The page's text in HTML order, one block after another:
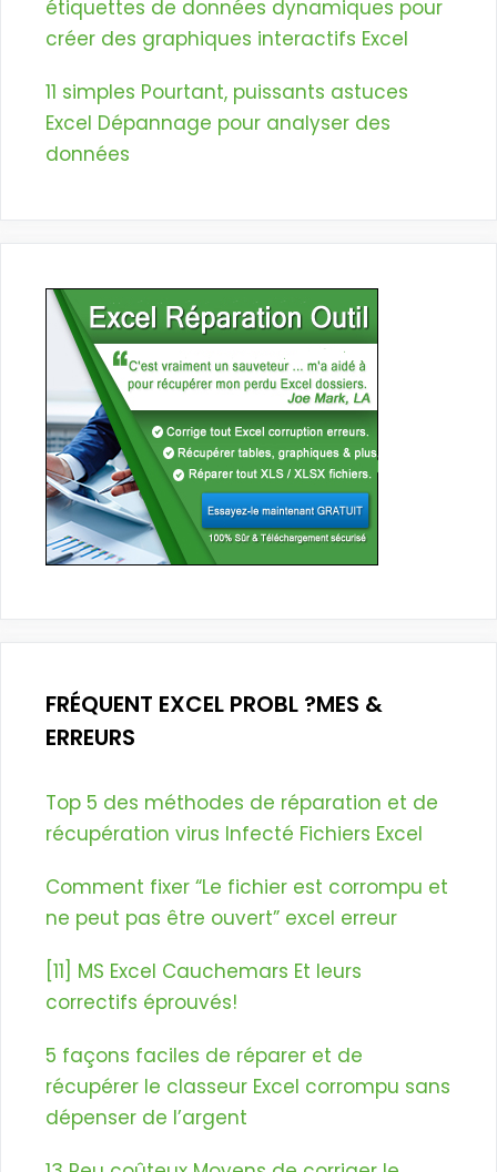
étiquettes de données dynamiques pour
créer des graphiques interactifs Excel
11 simples Pourtant, puissants astuces
Excel Dépannage pour analyser des
données
FRÉQUENT EXCEL PROBL ?MES &
ERREURS
Top 5 des méthodes de réparation et de
récupération virus Infecté Fichiers Excel
Comment fixer “Le fichier est corrompu et
ne peut pas être ouvert” excel erreur
[11] MS Excel Cauchemars Et leurs
correctifs éprouvés!
5 façons faciles de réparer et de
récupérer le classeur Excel corrompu sans
dépenser de l’argent